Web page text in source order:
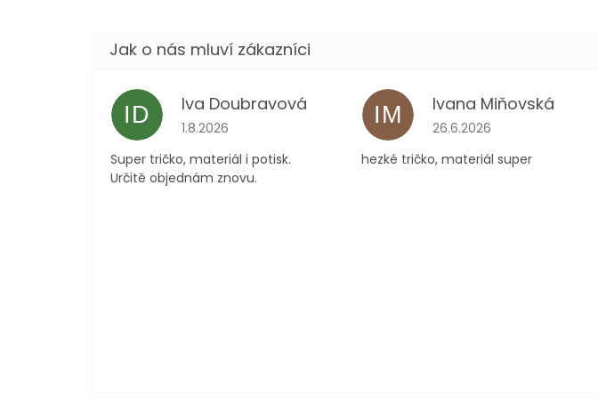
ID Iva Doubravová
Hodnocení obchodu je 5 z 5 hvězdiček.
1.8.2026
Super tričko, materiál i potisk.
Určitě objednám znovu.
IM Ivana Miňovská
Hodnocení obchodu je 5 z
26.6.2026
hezké tričko, materiál super